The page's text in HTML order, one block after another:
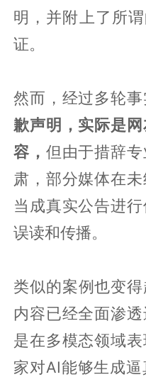
明，并附上了所
证。
然而，经过多轮事
歉声明，实际是
容， 但由于措辞
肃，部分媒体在
当成真实公告进
误读和传播。
类似的案例也变
内容已经全面渗
是在多模态领域
家对AI能够生成逼